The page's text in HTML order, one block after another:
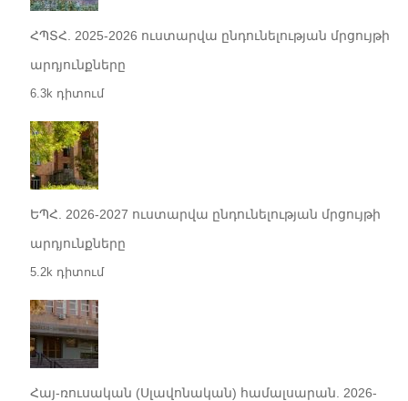
ՀՊՏՀ. 2025-2026 ուստարվա ընդունելության մրցույթի
արդյունքները
6.3k դիտում
ԵՊՀ. 2026-2027 ուստարվա ընդունելության մրցույթի
արդյունքները
5.2k դիտում
Հայ-ռուսական (Սլավոնական) համալսարան. 2026-